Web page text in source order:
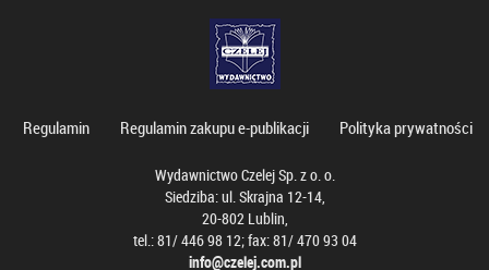
Regulamin Regulamin zakupu e-publikacji Polityka prywatności
Wydawnictwo Czelej Sp. z o. o.
Siedziba: ul. Skrajna 12-14,
20-802 Lublin,
tel.: 81/ 446 98 12; fax: 81/ 470 93 04
info@czelej.com.pl